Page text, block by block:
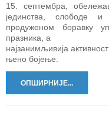
15. септембра,
јединства, слободе
продуженом боравку
празника, а
најзанимљивија
њено бојење.
ОПШИРНИЈЕ...